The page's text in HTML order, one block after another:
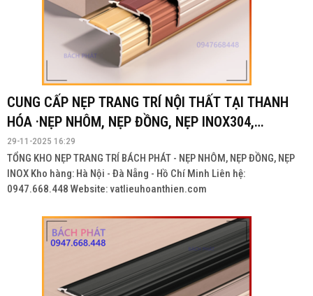
CUNG CẤP NẸP TRANG TRÍ NỘI THẤT TẠI THANH
HÓA ·NẸP NHÔM, NẸP ĐỒNG, NẸP INOX304,
INOX201
29-11-2025 16:29
TỔNG KHO NẸP TRANG TRÍ BÁCH PHÁT - NẸP NHÔM, NẸP ĐỒNG, NẸP
INOX Kho hàng: Hà Nội - Đà Nẵng - Hồ Chí Minh Liên hệ:
0947.668.448 Website: vatlieuhoanthien.com